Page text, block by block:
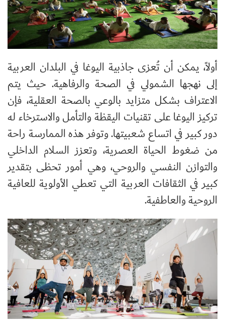
أولاً، يمكن أن تُعزى جاذبية اليوغا في البلدان العربية
إلى نهجها الشمولي في الصحة والرفاهية. حيث يتم
الاعتراف بشكل متزايد بالوعي بالصحة العقلية، فإن
تركيز اليوغا على تقنيات اليقظة والتأمل والاسترخاء له
دور كبير في اتساع شعبيتها. وتوفر هذه الممارسة راحة
من ضغوط الحياة العصرية، وتعزز السلام الداخلي
والتوازن النفسي والروحي، وهي أمور تحظى بتقدير
كبير في الثقافات العربية التي تعطي الأولوية للعافية
الروحية والعاطفية.